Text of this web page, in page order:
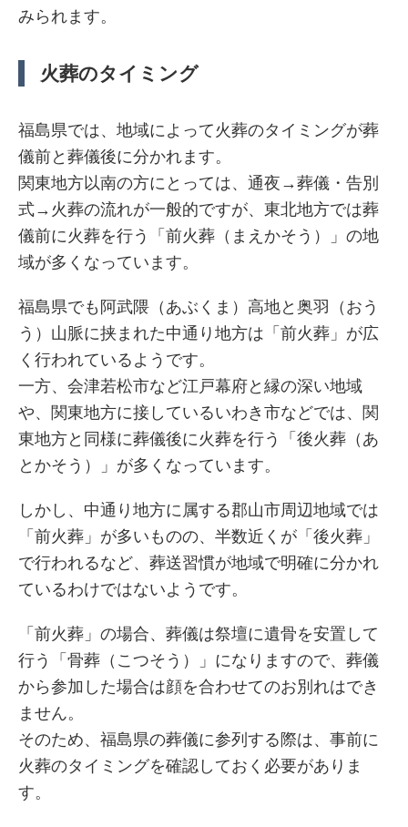
みられます。
火葬のタイミング
福島県では、地域によって火葬のタイミングが葬
儀前と葬儀後に分かれます。
関東地方以南の方にとっては、通夜→葬儀・告別
式→火葬の流れが一般的ですが、東北地方では葬
儀前に火葬を行う「前火葬（まえかそう）」の地
域が多くなっています。
福島県でも阿武隈（あぶくま）高地と奥羽（おう
う）山脈に挟まれた中通り地方は「前火葬」が広
く行われているようです。
一方、会津若松市など江戸幕府と縁の深い地域
や、関東地方に接しているいわき市などでは、関
東地方と同様に葬儀後に火葬を行う「後火葬（あ
とかそう）」が多くなっています。
しかし、中通り地方に属する郡山市周辺地域では
「前火葬」が多いものの、半数近くが「後火葬」
で行われるなど、葬送習慣が地域で明確に分かれ
ているわけではないようです。
「前火葬」の場合、葬儀は祭壇に遺骨を安置して
行う「骨葬（こつそう）」になりますので、葬儀
から参加した場合は顔を合わせてのお別れはでき
ません。
そのため、福島県の葬儀に参列する際は、事前に
火葬のタイミングを確認しておく必要がありま
す。